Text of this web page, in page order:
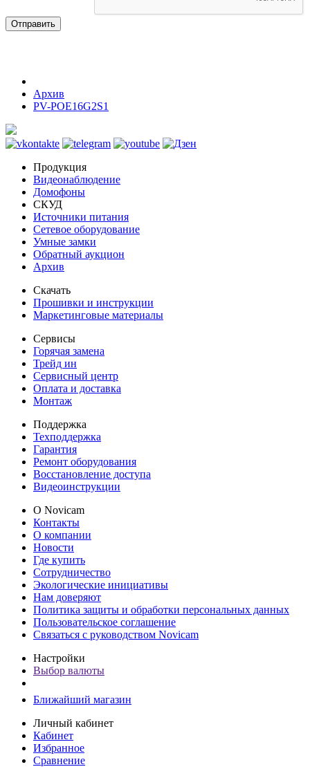
Отправить
Архив
PV-POE16G2S1
Продукция
Видеонаблюдение
Домофоны
СКУД
Источники питания
Сетевое оборудование
Умные замки
Обратный аукцион
Архив
Скачать
Прошивки и инструкции
Маркетинговые материалы
Сервисы
Горячая замена
Трейд ин
Сервисный центр
Оплата и доставка
Монтаж
Поддержка
Техподдержка
Гарантия
Ремонт оборудования
Восстановление доступа
Видеоинструкции
О Novicam
Контакты
О компании
Новости
Где купить
Сотрудничество
Экологические инициативы
Нам доверяют
Политика защиты и обработки персональных данных
Пользовательское соглашение
Связаться с руководством Novicam
Настройки
Выбор валюты
Ближайший магазин
Личный кабинет
Кабинет
Избранное
Сравнение